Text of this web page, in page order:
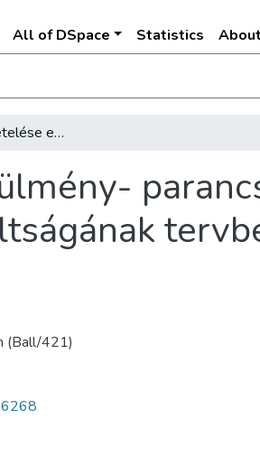
All of DSpace Statistics
A' jelen állás' követelése e'? Üdő 's körülmény- parancsolta szükség e'? Az Egyházi Rend' Birói kiváltságának tervbe hozott megsemmittése? /
(Ball/421)